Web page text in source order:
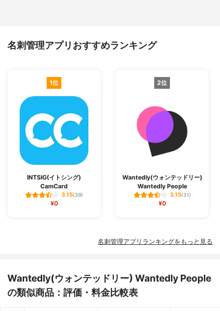
名刺管理アプリおすすめランキング
1位
INTSIG(イトシング)
CamCard
3.15(39)
¥0
2位
Wantedly(ウォンテッドリー)
Wantedly People
3.15(31)
¥0
名刺管理アプリランキングをもっと見る
Wantedly(ウォンテッドリー) Wantedly People
の類似商品：評価・料金比較表